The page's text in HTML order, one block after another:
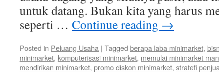
untuk datang. Bukan kita yang harus
seperti … Continue reading →
Posted in Peluang Usaha | Tagged berapa laba minimarket,
minimarket, komputerisasi minimarket, memulai minimarket
mendirikan minimarket, promo diskon minimarket, stratefi